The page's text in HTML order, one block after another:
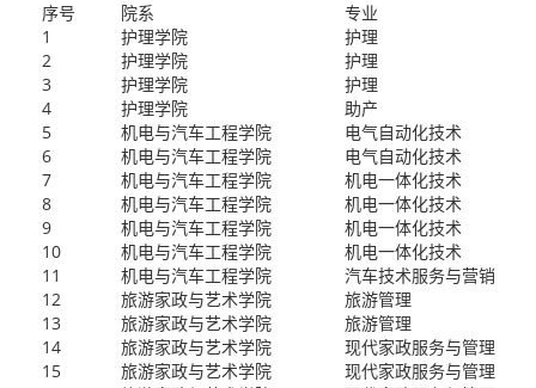
序号 院系
专业
1
护理学院
护理
2
护理学院
护理
3
护理学院
护理
4
护理学院
助产
5
机电与汽车工程学院
电气自动化技术
6
机电与汽车工程学院
电气自动化技术
7
机电与汽车工程学院
机电一体化技术
8
机电与汽车工程学院
机电一体化技术
9
机电与汽车工程学院
机电一体化技术
10
机电与汽车工程学院
机电一体化技术
11
机电与汽车工程学院
汽车技术服务与营销
12
旅游家政与艺术学院
旅游管理
13
旅游家政与艺术学院
旅游管理
14
旅游家政与艺术学院
现代家政服务与管理
15
旅游家政与艺术学院
现代家政服务与管理